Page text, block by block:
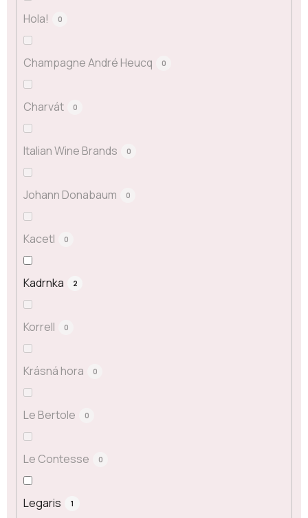
Hola! 0
Champagne André Heucq 0
Charvát 0
Italian Wine Brands 0
Johann Donabaum 0
Kacetl 0
Kadrnka 2
Korrell 0
Krásná hora 0
Le Bertole 0
Le Contesse 0
Legaris 1